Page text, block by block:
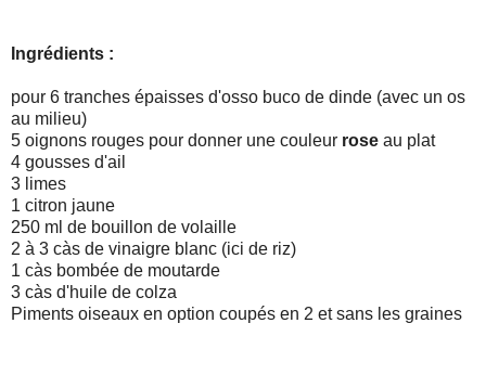
Ingrédients :
pour 6 tranches épaisses d'osso buco de dinde (avec un os
au milieu)
5 oignons rouges pour donner une couleur rose au plat
4 gousses d'ail
3 limes
1 citron jaune
250 ml de bouillon de volaille
2 à 3 càs de vinaigre blanc (ici de riz)
1 càs bombée de moutarde
3 càs d'huile de colza
Piments oiseaux en option coupés en 2 et sans les graines